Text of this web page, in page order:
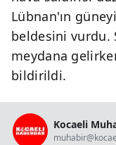
Lübnan'ın
beldesini vurdu.
meydana
bildirildi.
Kocaeli